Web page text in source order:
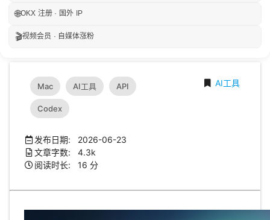
🌐OKX 注册 · 国外 IP
🎬视频会员 · 自媒体涨粉
Mac AI工具 API
Codex
AI工具
发布日期: 2026-06-23
文章字数: 4.3k
阅读时长: 16 分